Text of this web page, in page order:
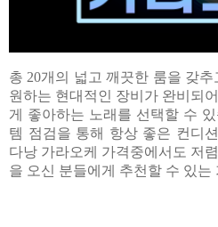
총 20개의 넓고 깨끗한 룸을 갖
원하는 현대적인 장비가 완비되
게 좋아하는 노래를 선택할 수
템 점검을 통해 항상 좋은 컨디
다낭 가라오케 가격중에서도 저
을 오신 분들에게 추천할 수 있